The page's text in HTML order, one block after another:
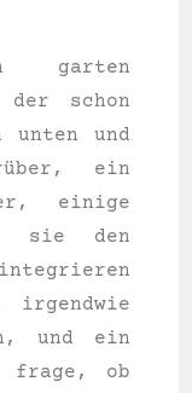
gar­ten
der schon
und
ein
eini­ge
sie den
und ein
fra­ge, ob